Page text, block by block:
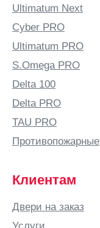
Ultimatum Next
Cyber PRO
Ultimatum PRO
S.Omega PRO
Delta 100
Delta PRO
TAU PRO
Противопожарные
Клиентам
Двери на заказ